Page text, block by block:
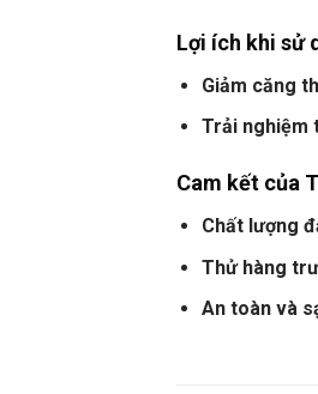
Lợi ích khi sử
Giảm căng
Trải nghiệm
Cam kết của
Chất lượng
Thử hàng
An toàn và